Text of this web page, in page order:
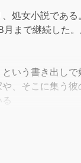
処女小説であ
まで継続した。
いう書き出し
、そこに集う彼
お笑い小説、大